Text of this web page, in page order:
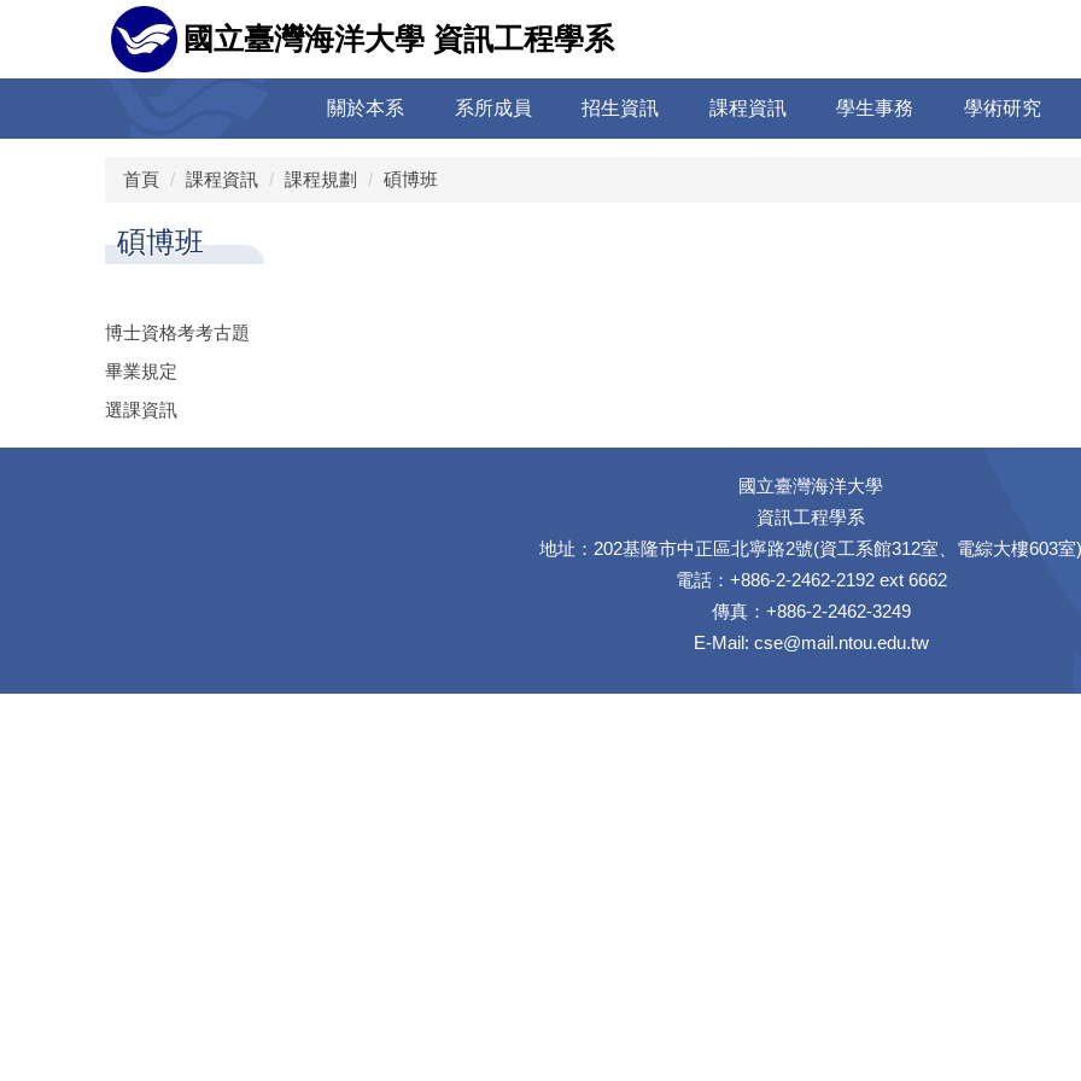
國立臺灣海洋大學 資訊工程學系
關於本系 系所成員 招生資訊 課程資訊 學生事務 學術研究
首頁 課程資訊 課程規劃 碩博班
碩博班
博士資格考考古題
畢業規定
選課資訊
國立臺灣海洋大學
資訊工程學系
地址：202基隆市中正區北寧路2號(資工系館312室、電綜大樓603室)
電話：+886-2-2462-2192 ext 6662
傳真：+886-2-2462-3249
E-Mail: cse@mail.ntou.edu.tw